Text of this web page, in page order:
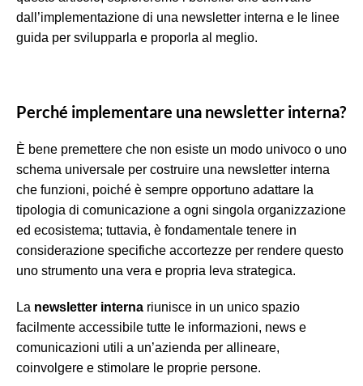
dall’implementazione di una newsletter interna e le linee
guida per svilupparla e proporla al meglio.
Perché implementare una newsletter interna?
Ѐ bene premettere che non esiste un modo univoco o uno
schema universale per costruire una newsletter interna
che funzioni, poiché è sempre opportuno adattare la
tipologia di comunicazione a ogni singola organizzazione
ed ecosistema; tuttavia, è fondamentale tenere in
considerazione specifiche accortezze per rendere questo
uno strumento una vera e propria leva strategica.
La newsletter interna riunisce in un unico spazio
facilmente accessibile tutte le informazioni, news e
comunicazioni utili a un’azienda per allineare,
coinvolgere e stimolare le proprie persone.